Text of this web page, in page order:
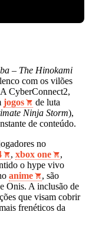
– The Hinokami
com os vilões
CyberConnect2,
jogos
de luta
Ninja Storm),
de conteúdo.
no
, xbox one
,
o hype vivo
anime
, são
Onis. A inclusão de
que visam cobrir
frenéticos da